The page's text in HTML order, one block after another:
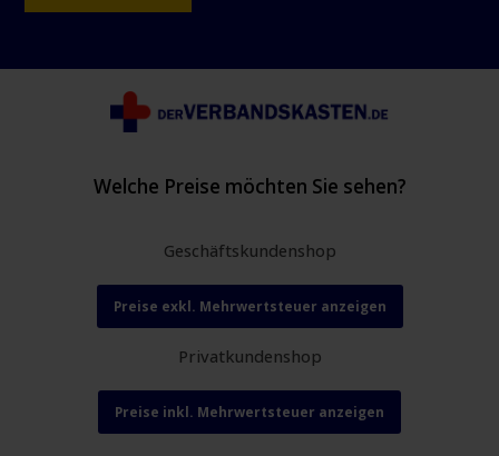
Welche Preise möchten Sie sehen?
Geschäftskundenshop
Preise exkl. Mehrwertsteuer anzeigen
Privatkundenshop
Preise inkl. Mehrwertsteuer anzeigen